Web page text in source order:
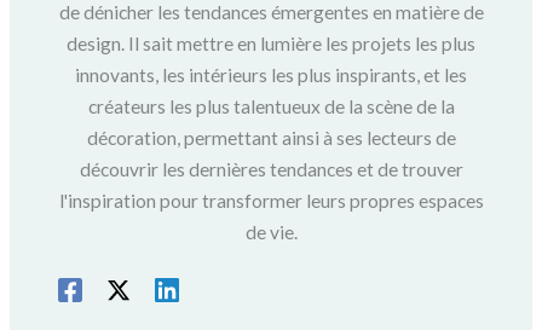
de dénicher les tendances émergentes en matière de
design. Il sait mettre en lumière les projets les plus
innovants, les intérieurs les plus inspirants, et les
créateurs les plus talentueux de la scène de la
décoration, permettant ainsi à ses lecteurs de
découvrir les dernières tendances et de trouver
l'inspiration pour transformer leurs propres espaces
de vie.